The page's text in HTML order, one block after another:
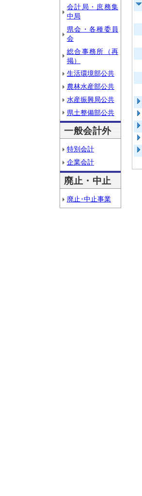
会計局・庶務集
中局
県会・各種委員
会
総合事務所（再
掲）
生活環境部公共
農林水産部公共
水産振興局公共
県土整備部公共
一般会計外
特別会計
企業会計
廃止・中止
廃止･中止事業